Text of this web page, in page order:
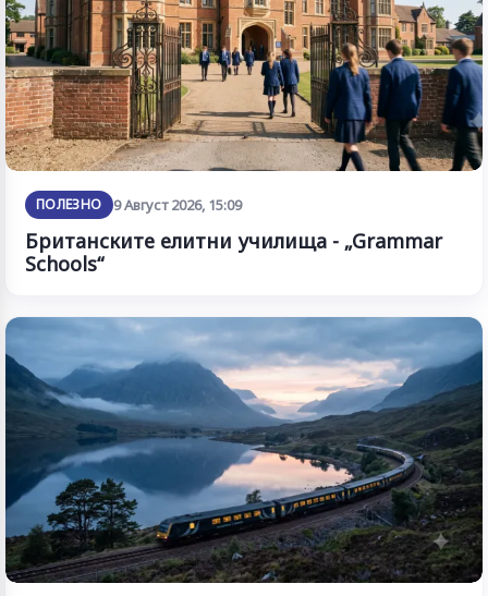
ПОЛЕЗНО 9 Август 2026, 15:09
Британските елитни училища - „Grammar
Schools“